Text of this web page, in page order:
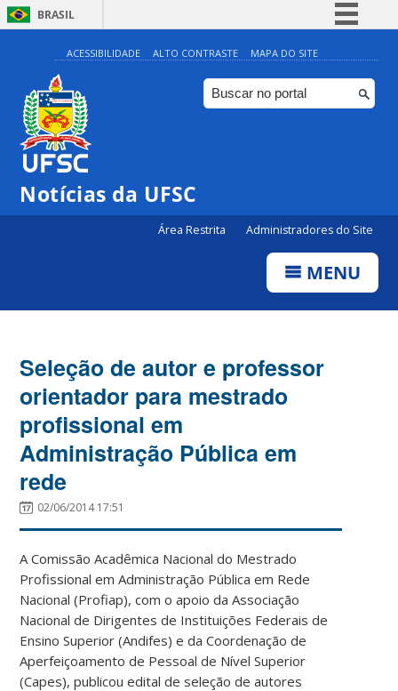
BRASIL
Simplifique!
Comunica BR
Participe
ACESSIBILIDADE ALTO CONTRASTE MAPA DO SITE
Notícias da UFSC
Área Restrita Administradores do Site
MENU
Seleção de autor e professor
orientador para mestrado
profissional em
Administração Pública em
rede
02/06/2014 17:51
A Comissão Acadêmica Nacional do Mestrado
Profissional em Administração Pública em Rede
Nacional (Profiap), com o apoio da Associação
Nacional de Dirigentes de Instituições Federais de
Ensino Superior (Andifes) e da Coordenação de
Aperfeiçoamento de Pessoal de Nível Superior
(Capes), publicou edital de seleção de autores